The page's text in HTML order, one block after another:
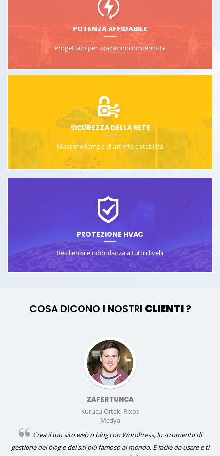
POTENZA AFFIDABILE
Progettato per operazioni ininterrotte
SICUREZZA DELLA RETE
Massimo tempo di attività e stabilità
PROTEZIONE HVAC
Resilienza e ridondanza a tutti i livelli
COSA DICONO I NOSTRI CLIENTI?
ZAFER TUNCA
Kurucu Ortak, Rixos
Medya
Crea il tuo sito web o blog con WordPress, lo strumento di
gestione dei blog e dei siti più famoso al mondo. È facile da usare e ti